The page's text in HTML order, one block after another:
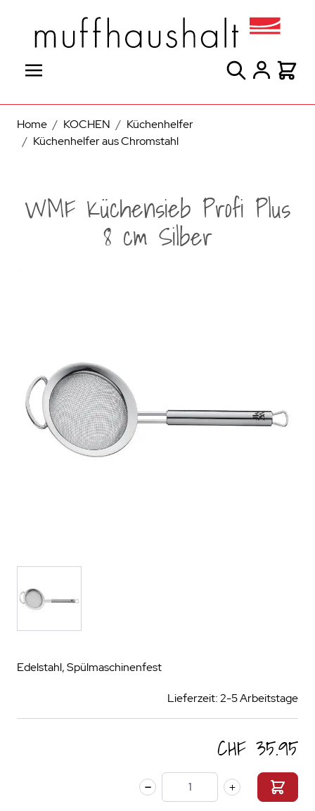
Suche
Home / KOCHEN / Küchenhelfer
/ Küchenhelfer aus Chromstahl
WMF Küchensieb Profi Plus
8 cm Silber
Edelstahl, Spülmaschinenfest
Lieferzeit: 2-5 Arbeitstage
CHF 35.95
Menge